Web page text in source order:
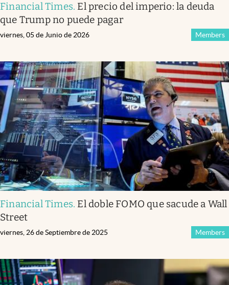
Financial Times. El precio del imperio: la deuda
que Trump no puede pagar
Members
viernes, 05 de Junio de 2026
Financial Times. El doble FOMO que sacude a Wall
Street
Members
viernes, 26 de Septiembre de 2025